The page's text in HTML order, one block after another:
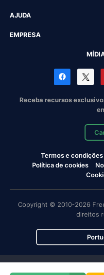
AJUDA
EMPRESA
Receba recursos
Termos e condições
Política de cookies
Copyright © 2010-2026
direitos